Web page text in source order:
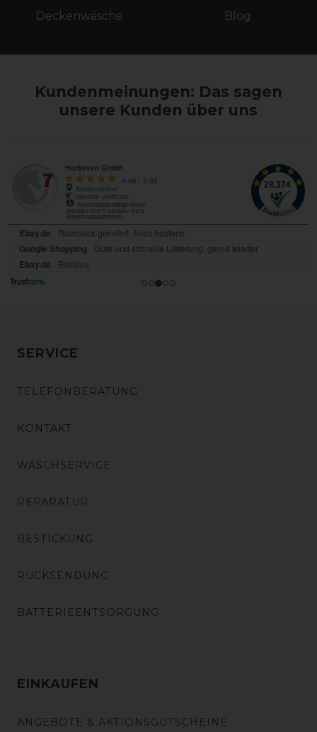
Deckenwäsche Blog
Kundenmeinungen: Das sagen
unsere Kunden über uns
SERVICE
TELEFONBERATUNG
KONTAKT
WASCHSERVICE
REPARATUR
BESTICKUNG
RÜCKSENDUNG
BATTERIEENTSORGUNG
EINKAUFEN
ANGEBOTE & AKTIONSGUTSCHEINE